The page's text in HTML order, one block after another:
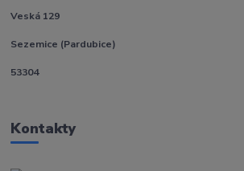
Veská 129
Sezemice (Pardubice)
53304
Kontakty